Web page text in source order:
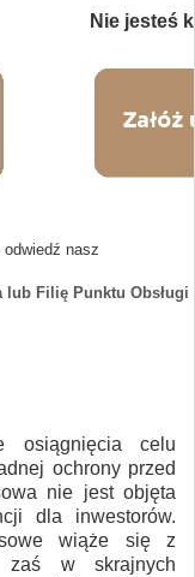
Nie jesteś
odwiedź nasz
lub Filię Punktu Obsługi
osiągnięcia celu
ochrony przed
nie jest objęta
dla inwestorów.
wiąże się z
zaś w skrajnych